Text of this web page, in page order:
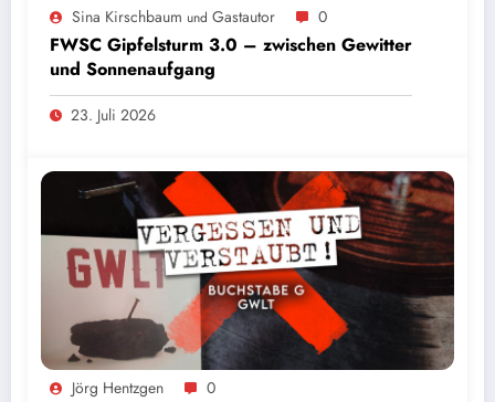
Sina Kirschbaum und Gastautor 0
FWSC Gipfelsturm 3.0 – zwischen Gewitter
und Sonnenaufgang
23. Juli 2026
Foto: Andres Valdes
Jörg Hentzgen 0